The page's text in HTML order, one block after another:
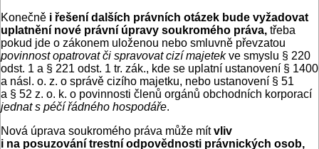
Konečně i řešení dalších právních otázek bude vyžadovat
uplatnění nové právní úpravy soukromého práva, třeba
pokud jde o zákonem uloženou nebo smluvně převzatou
povinnost opatrovat či spravovat cizí majetekve smyslu § 220
odst. 1 a § 221 odst. 1 tr. zák., kde se uplatní ustanovení § 1400
a násl. o. z. o správě cizího majetku, nebo ustanovení § 51
a § 52 z. o. k. o povinnosti členů orgánů obchodních korporací
jednat s péčí řádného hospodáře.
Nová úprava soukromého práva může mítvliv
i na posuzování trestní odpovědnosti právnických osob,